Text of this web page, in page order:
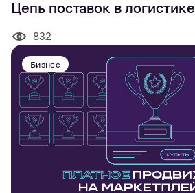
Цепь поставок в логистике
832
Бизнес